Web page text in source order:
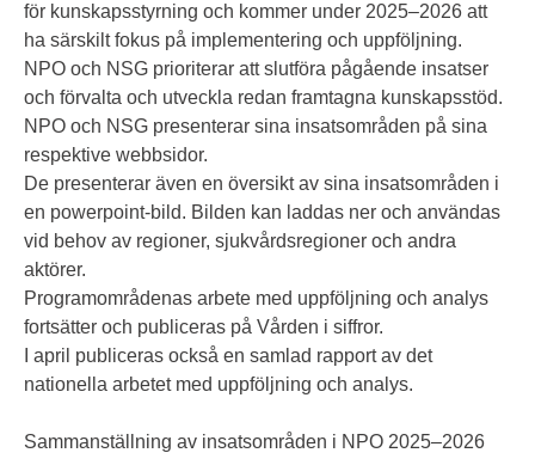
för kunskapsstyrning och kommer under 2025–2026 att
ha särskilt fokus på implementering och uppföljning.
NPO och NSG prioriterar att slutföra pågående insatser
och förvalta och utveckla redan framtagna kunskapsstöd.
NPO och NSG presenterar sina insatsområden på sina
respektive webbsidor.
De presenterar även en översikt av sina insatsområden i
en powerpoint-bild. Bilden kan laddas ner och användas
vid behov av regioner, sjukvårdsregioner och andra
aktörer.
Programområdenas arbete med uppföljning och analys
fortsätter och publiceras på Vården i siffror.
I april publiceras också en samlad rapport av det
nationella arbetet med uppföljning och analys.
Sammanställning av insatsområden i NPO 2025–2026